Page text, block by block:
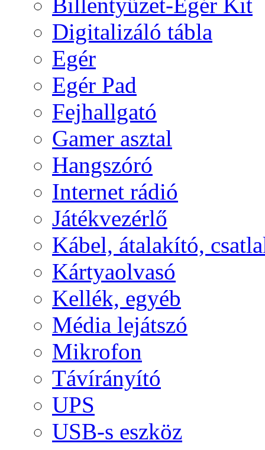
Digitalizáló tábla
Egér
Egér Pad
Fejhallgató
Gamer asztal
Hangszóró
Internet rádió
Játékvezérlő
Kábel, átalakító,
Kártyaolvasó
Kellék, egyéb
Média lejátszó
Mikrofon
Távírányító
UPS
USB-s eszköz